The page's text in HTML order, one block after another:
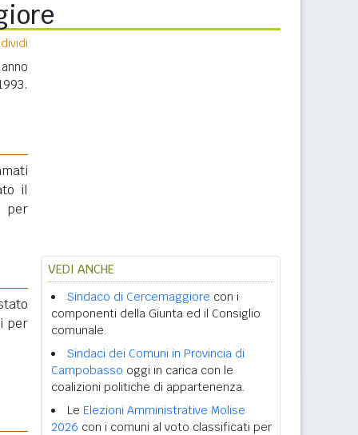
il
per
per
VEDI ANCHE
Sindaco di Cercemaggiore con i
componenti della Giunta ed il Consiglio
comunale.
Sindaci dei Comuni in Provincia di
Campobasso oggi in carica con le
coalizioni politiche di appartenenza.
Le Elezioni Amministrative Molise
2026 con i comuni al voto classificati per